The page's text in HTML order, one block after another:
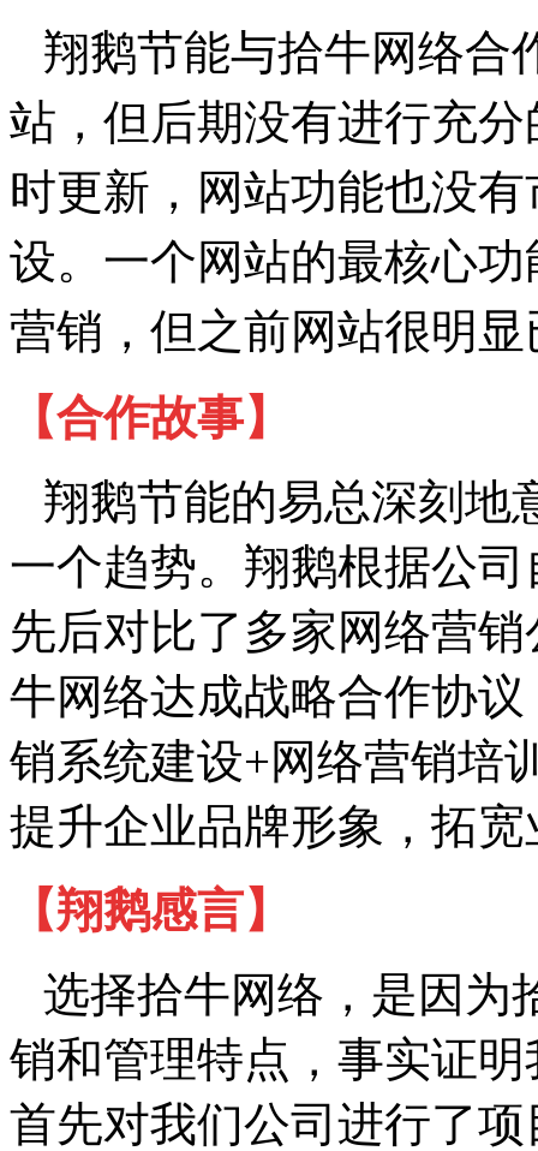
翔鹅节能与拾牛网络合
站，但后期没有进行充
时更新，网站功能也没
设。一个网站的最核心
营销，但之前网站很明
【合作故事】
翔鹅节能的易总深刻地
一个趋势。翔鹅根据公
先后对比了多家网络营销
牛网络达成战略合作协
销系统建设+网络营销培
提升企业品牌形象，拓
【翔鹅感言】
选择拾牛网络，是因为
销和管理特点，事实证
首先对我们公司进行了